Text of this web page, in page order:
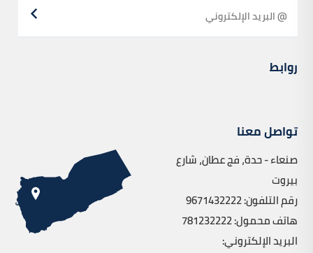
روابط
تواصل معنا
صنعاء - حدة، فج عطان، شارع
بيروت
رقم التلفون: 9671432222
هاتف محمول: 781232222
البريد الإلكتروني: